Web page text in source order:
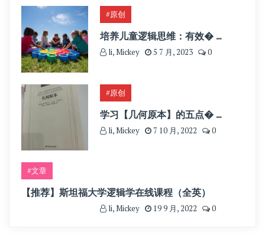
#原创
培养儿童逻辑思维：有效� ...
li, Mickey 5 7 月, 2023 0
#原创
学习【几何原本】的五点� ...
li, Mickey 7 10 月, 2022 0
#文章
【推荐】斯坦福大学逻辑学在线课程（全英）
li, Mickey 19 9 月, 2022 0